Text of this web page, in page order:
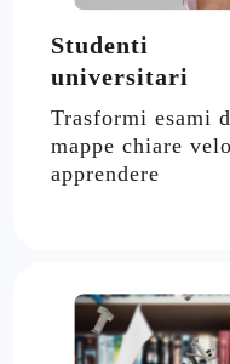
Studenti
universitari
Trasformi esami
mappe chiare
apprendere